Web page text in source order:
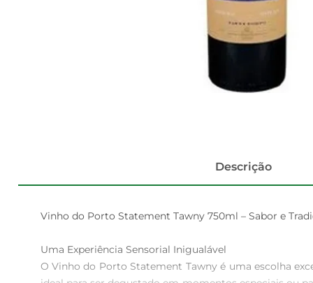
Descrição
Vinho do Porto Statement Tawny 750ml – Sabor e
Uma Experiência Sensorial Inigualável
O Vinho do Porto Statement Tawny é uma escolha